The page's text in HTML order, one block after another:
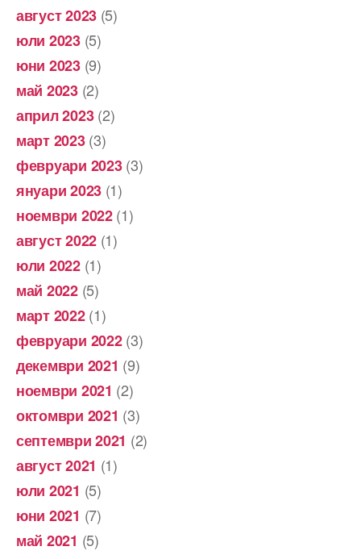
август 2023 (5)
юли 2023(5)
юни 2023(9)
май 2023(2)
април 2023(2)
март 2023(3)
февруари 2023(3)
януари 2023 (1)
ноември 2022(1)
август 2022 (1)
юли 2022(1)
май 2022(5)
март 2022(1)
февруари 2022(3)
декември 2021 (9)
ноември 2021 (2)
октомври 2021 (3)
септември 2021 (2)
август 2021 (1)
юли 2021 (5)
юни 2021 (7)
май 2021 (5)